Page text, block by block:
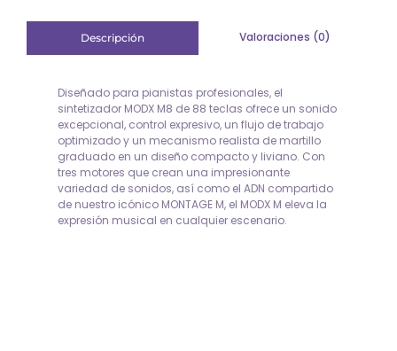
Descripción Valoraciones (0)
Diseñado para pianistas profesionales, el
sintetizador MODX M8 de 88 teclas ofrece un sonido
excepcional, control expresivo, un flujo de trabajo
optimizado y un mecanismo realista de martillo
graduado en un diseño compacto y liviano. Con
tres motores que crean una impresionante
variedad de sonidos, así como el ADN compartido
de nuestro icónico MONTAGE M, el MODX M eleva la
expresión musical en cualquier escenario.